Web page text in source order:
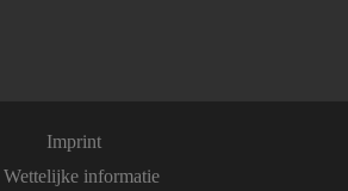
Imprint
Wettelijke informatie